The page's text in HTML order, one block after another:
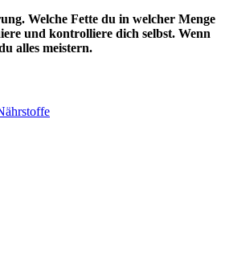
Welche Fette du in welcher Menge
und kontrolliere dich selbst. Wenn
alles meistern.